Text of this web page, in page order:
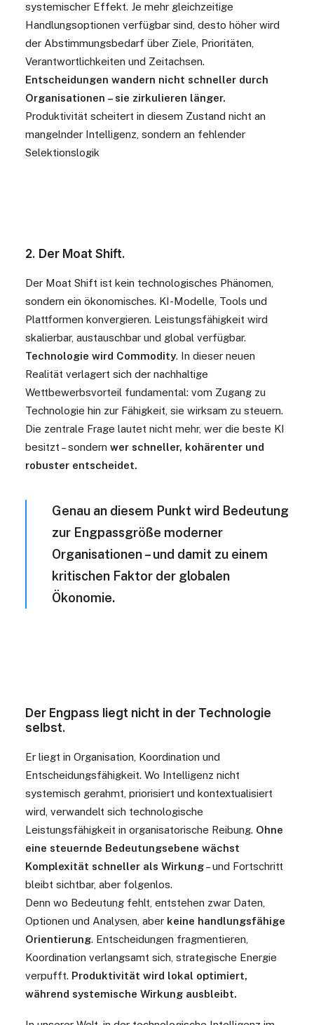
systemischer Effekt. Je mehr gleichzeitige
Handlungsoptionen verfügbar sind, desto höher wird
der Abstimmungsbedarf über Ziele, Prioritäten,
Verantwortlichkeiten und Zeitachsen.
Entscheidungen wandern nicht schneller durch
Organisationen – sie zirkulieren länger.
Produktivität scheitert in diesem Zustand nicht an
mangelnder Intelligenz, sondern an fehlender
Selektionslogik
2. Der Moat Shift.
Der Moat Shift ist kein technologisches Phänomen,
sondern ein ökonomisches. KI-Modelle, Tools und
Plattformen konvergieren. Leistungsfähigkeit wird
skalierbar, austauschbar und global verfügbar.
Technologie wird Commodity. In dieser neuen
Realität verlagert sich der nachhaltige
Wettbewerbsvorteil fundamental: vom Zugang zu
Technologie hin zur Fähigkeit, sie wirksam zu steuern.
Die zentrale Frage lautet nicht mehr, wer die beste KI
besitzt – sondern wer schneller, kohärenter und
robuster entscheidet.
Genau an diesem Punkt wird Bedeutung
zur Engpassgröße moderner
Organisationen – und damit zu einem
kritischen Faktor der globalen
Ökonomie.
Der Engpass liegt nicht in der Technologie
selbst.
Er liegt in Organisation, Koordination und
Entscheidungsfähigkeit. Wo Intelligenz nicht
systemisch gerahmt, priorisiert und kontextualisiert
wird, verwandelt sich technologische
Leistungsfähigkeit in organisatorische Reibung. Ohne
eine steuernde Bedeutungsebene wächst
Komplexität schneller als Wirkung– und Fortschritt
bleibt sichtbar, aber folgenlos.
Denn wo Bedeutung fehlt, entstehen zwar Daten,
Optionen und Analysen, aber keine handlungsfähige
Orientierung. Entscheidungen fragmentieren,
Koordination verlangsamt sich, strategische Energie
verpufft. Produktivität wird lokal optimiert,
während systemische Wirkung ausbleibt.